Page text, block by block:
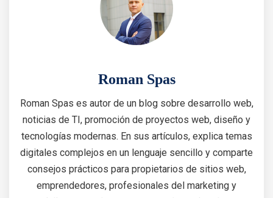
Roman Spas
Roman Spas es autor de un blog sobre desarrollo web,
noticias de TI, promoción de proyectos web, diseño y
tecnologías modernas. En sus artículos, explica temas
digitales complejos en un lenguaje sencillo y comparte
consejos prácticos para propietarios de sitios web,
emprendedores, profesionales del marketing y